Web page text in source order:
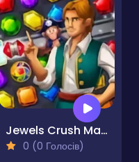
Jewels Crush Match 3 Mania
0 (0 Голосів)